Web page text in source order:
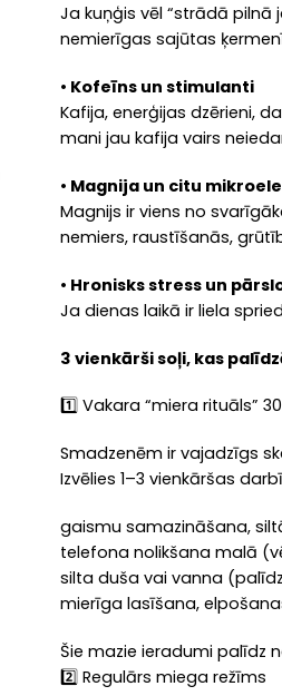
Ja kuņģis vēl “strādā
nemierīgas sajūtas
• Kofeīns un stimulanti
Kafija, enerģijas dzērieni,
mani jau kafija vairs
• Magnija un citu
Magnijs ir viens no
nemiers, raustīšanās,
• Hronisks stress un
Ja dienas laikā ir liela
3 vienkārši soļi, kas
1️⃣ Vakara “miera rituāls”
Smadzenēm ir vajadzīgs
Izvēlies 1–3 vienkāršas
gaismu samazināšana,
telefona nolikšana malā
silta duša vai vanna
mierīga lasīšana,
Šie mazie ieradumi palīdz
2️⃣ Regulārs miega režīms